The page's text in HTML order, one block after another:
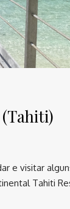
e visitar
Tahiti